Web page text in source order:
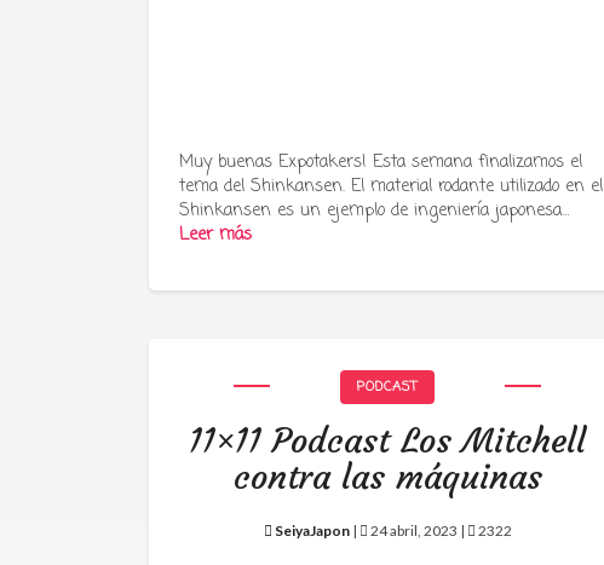
Muy buenas Expotakers! Esta semana finalizamos el
tema del Shinkansen. El material rodante utilizado en el
Shinkansen es un ejemplo de ingeniería japonesa…
Leer más
PODCAST
11×11 Podcast Los Mitchell
contra las máquinas
SeiyaJapon| 24 abril, 2023 | 2322